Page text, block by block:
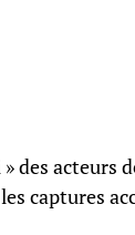
des acteurs
captures